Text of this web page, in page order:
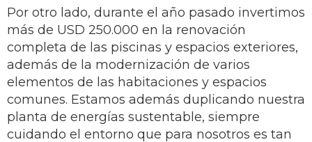
Por otro lado, durante el año pasado invertimos
más de USD 250.000 en la renovación
completa de las piscinas y espacios exteriores,
además de la modernización de varios
elementos de las habitaciones y espacios
comunes. Estamos además duplicando nuestra
planta de energías sustentable, siempre
cuidando el entorno que para nosotros es tan